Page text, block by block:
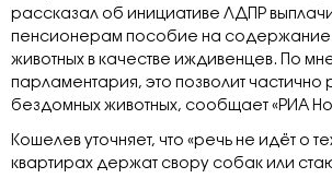
рассказал об инициативе ЛДПР
пенсионерам пособие на
животных в качестве иждивенцев. По
парламентария, это позволит
бездомных животных, сообщает «РИА
Кошелев уточняет, что «речь не идёт о
квартирах держат свору собак или